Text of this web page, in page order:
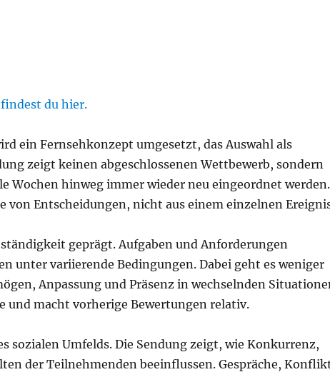
du hier.
ein Fernsehkonzept umgesetzt, das Auswahl als
zeigt keinen abgeschlossenen Wettbewerb, sondern
Wochen hinweg immer wieder neu eingeordnet werden.
von Entscheidungen, nicht aus einem einzelnen
geprägt. Aufgaben und Anforderungen
unter variierende Bedingungen. Dabei geht es weniger
Anpassung und Präsenz in wechselnden
und macht vorherige Bewertungen relativ.
sozialen Umfelds. Die Sendung zeigt, wie Konkurrenz,
der Teilnehmenden beeinflussen. Gespräche,